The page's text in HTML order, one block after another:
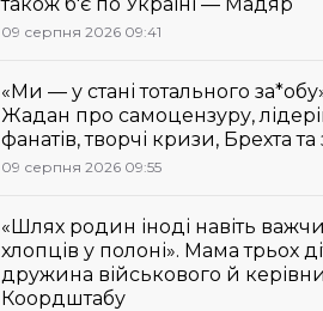
09 серпня 2026 09:41
«Ми — у стані тотального
Жадан про самоцензуру,
фанатів, творчі кризи, Брехта та
09 серпня 2026 09:55
«Шлях родин іноді навіть
хлопців у полоні». Мама трьох
дружина військового й
Коордштабу